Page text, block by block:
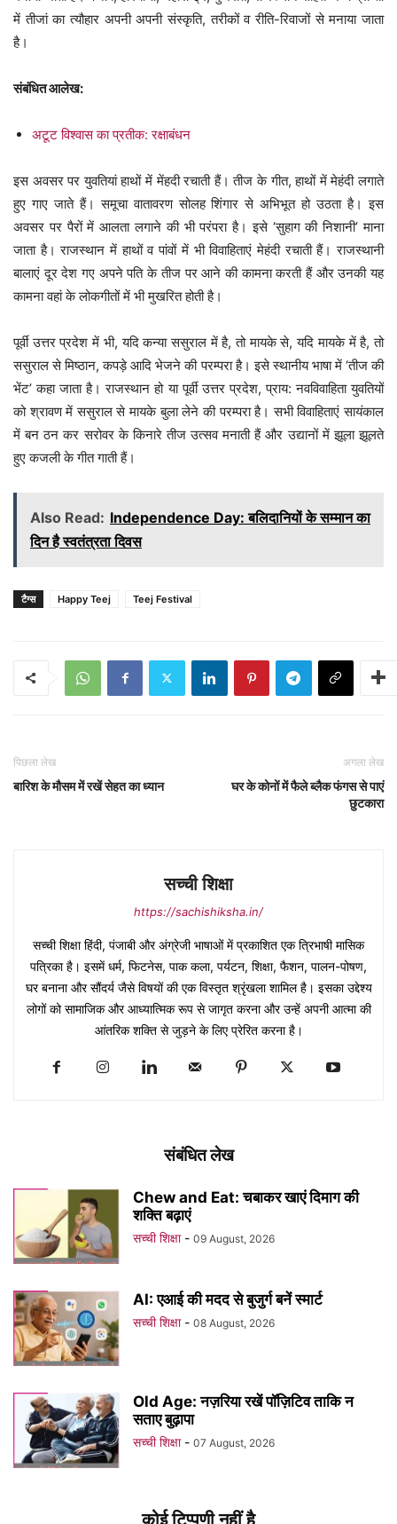
में तीजां का त्यौहार अपनी अपनी संस्कृति, तरीकों व रीति-रिवाजों से मनाया जाता
है।
संबंधित आलेख:
अटूट विश्वास का प्रतीक: रक्षाबंधन
इस अवसर पर युवतियां हाथों में मेंहदी रचाती हैं। तीज के गीत, हाथों में मेहंदी लगाते
हुए गाए जाते हैं। समूचा वातावरण सोलह शिंगार से अभिभूत हो उठता है। इस
अवसर पर पैरों में आलता लगाने की भी परंपरा है। इसे ‘सुहाग की निशानी’ माना
जाता है। राजस्थान में हाथों व पांवों में भी विवाहिताएं मेहंदी रचाती हैं। राजस्थानी
बालाएं दूर देश गए अपने पति के तीज पर आने की कामना करती हैं और उनकी यह
कामना वहां के लोकगीतों में भी मुखरित होती है।
पूर्वी उत्तर प्रदेश में भी, यदि कन्या ससुराल में है, तो मायके से, यदि मायके में है, तो
ससुराल से मिष्ठान, कपड़े आदि भेजने की परम्परा है। इसे स्थानीय भाषा में ‘तीज की
भेंट’ कहा जाता है। राजस्थान हो या पूर्वी उत्तर प्रदेश, प्राय: नवविवाहिता युवतियों
को श्रावण में ससुराल से मायके बुला लेने की परम्परा है। सभी विवाहिताएं सायंकाल
में बन ठन कर सरोवर के किनारे तीज उत्सव मनाती हैं और उद्यानों में झूला झूलते
हुए कजली के गीत गाती हैं।
Also Read: Independence Day: बलिदानियों के सम्मान का
दिन है स्वतंत्रता दिवस
टैग्स Happy Teej Teej Festival
पिछला लेख
बारिश के मौसम में रखें सेहत का ध्यान
अगला लेख
घर के कोनों में फैले ब्लैक फंगस से पाएं
छुटकारा
सच्ची शिक्षा
https://sachishiksha.in/
सच्ची शिक्षा हिंदी, पंजाबी और अंग्रेजी भाषाओं में प्रकाशित एक त्रिभाषी मासिक
पत्रिका है। इसमें धर्म, फिटनेस, पाक कला, पर्यटन, शिक्षा, फैशन, पालन-पोषण,
घर बनाना और सौंदर्य जैसे विषयों की एक विस्तृत श्रृंखला शामिल है। इसका उद्देश्य
लोगों को सामाजिक और आध्यात्मिक रूप से जागृत करना और उन्हें अपनी आत्मा की
आंतरिक शक्ति से जुड़ने के लिए प्रेरित करना है।
संबंधित लेख
Chew and Eat: चबाकर खाएं दिमाग की
शक्ति बढ़ाएं
सच्ची शिक्षा - 09 August, 2026
AI: एआई की मदद से बुजुर्ग बनें स्मार्ट
सच्ची शिक्षा - 08 August, 2026
Old Age: नज़रिया रखें पॉज़िटिव ताकि न
सताए बुढ़ापा
सच्ची शिक्षा - 07 August, 2026
कोई टिप्पणी नहीं है